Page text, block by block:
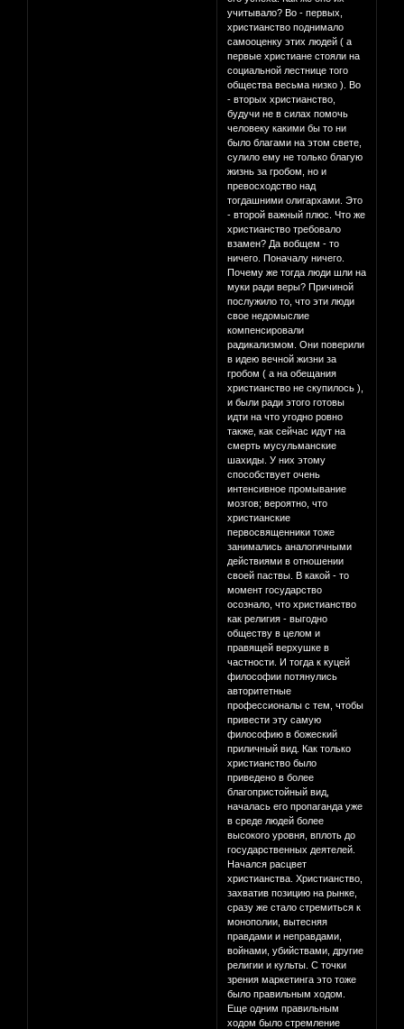
учитывало? Во - первых,
христианство поднимало
самооценку этих людей ( а
первые христиане стояли на
социальной лестнице того
общества весьма низко ). Во
- вторых христианство,
будучи не в силах помочь
человеку какими бы то ни
было благами на этом свете,
сулило ему не только благую
жизнь за гробом, но и
превосходство над
тогдашними олигархами. Это
- второй важный плюс. Что же
христианство требовало
взамен? Да вобщем - то
ничего. Поначалу ничего.
Почему же тогда люди шли на
муки ради веры? Причиной
послужило то, что эти люди
свое недомыслие
компенсировали
радикализмом. Они поверили
в идею вечной жизни за
гробом ( а на обещания
христианство не скупилось ),
и были ради этого готовы
идти на что угодно ровно
также, как сейчас идут на
смерть мусульманские
шахиды. У них этому
способствует очень
интенсивное промывание
мозгов; вероятно, что
христианские
первосвященники тоже
занимались аналогичными
действиями в отношении
своей паствы. В какой - то
момент государство
осознало, что христианство
как религия - выгодно
обществу в целом и
правящей верхушке в
частности. И тогда к куцей
философии потянулись
авторитетные
профессионалы с тем, чтобы
привести эту самую
философию в божеский
приличный вид. Как только
христианство было
приведено в более
благопристойный вид,
началась его пропаганда уже
в среде людей более
высокого уровня, вплоть до
государственных деятелей.
Начался расцвет
христианства. Христианство,
захватив позицию на рынке,
сразу же стало стремиться к
монополии, вытесняя
правдами и неправдами,
войнами, убийствами, другие
религии и культы. С точки
зрения маркетинга это тоже
было правильным ходом.
Еще одним правильным
ходом было стремление